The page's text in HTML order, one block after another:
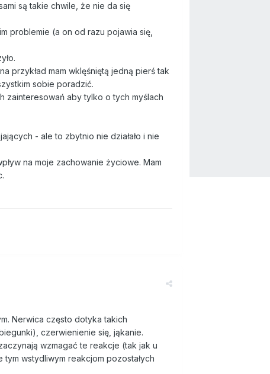
są takie chwile, że nie da się
problemie (a on od razu pojawia się,
przykład mam wklęśniętą jedną pierś tak
sobie poradzić.
zainteresowań aby tylko o tych myślach
- ale to zbytnio nie działało i nie
na moje zachowanie życiowe. Mam
Nerwica często dotyka takich
czerwienienie się, jąkanie.
wzmagać te reakcje (tak jak u
wstydliwym reakcjom pozostałych